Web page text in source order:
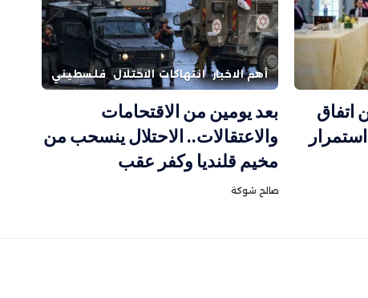
اتفاق
أهم الاخبار انتهاكات الاحتلال فلسطيني
بعد يومين من الاقتحامات
والاعتقالات.. الاحتلال ينسحب من
مخيم قلنديا وكفر عقب
صالح شوكة